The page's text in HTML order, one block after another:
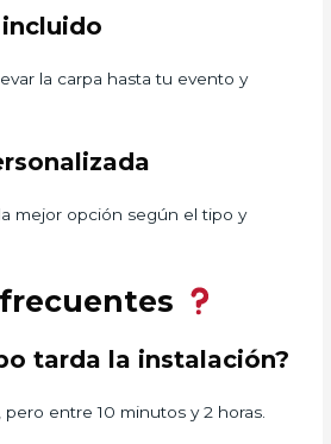
la carpa hasta tu evento y
mejor opción según el tipo y
tarda la instalación?
entre 10 minutos y 2 horas.